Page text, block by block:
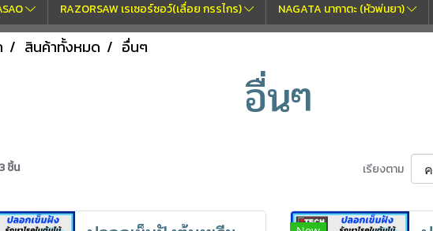
RAZORSAW เรเซอร์ซอว์(เลื่อย กรรไกร) NAGATA นากาตะ (หัวพ่นยา)
สินค้าทั้งหมด อื่นๆ
อื่นๆ
ชิ้น เรียงตาม